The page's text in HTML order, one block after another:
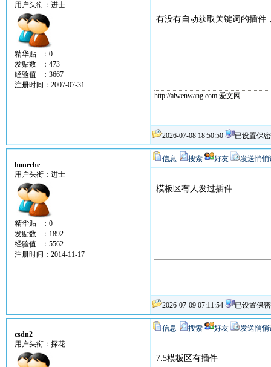
用户头衔：进士
精华贴 ：0
发贴数 ：473
经验值 ：3667
注册时间：2007-07-31
有没有自动获取关键词的插件
http://aiwenwang.com 爱文网
2026-07-08 18:50:50 已设置保密
honeche
用户头衔：进士
精华贴 ：0
发贴数 ：1892
经验值 ：5562
注册时间：2014-11-17
信息 搜索 好友 发送悄悄
模板区有人发过插件
2026-07-09 07:11:54 已设置保密
csdn2
用户头衔：探花
信息 搜索 好友 发送悄悄
7.5模板区有插件